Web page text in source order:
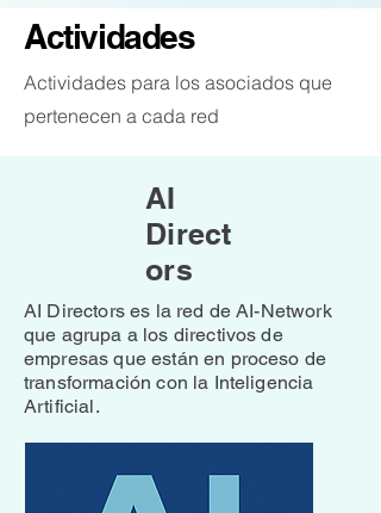
Actividades
Actividades para los asociados que
pertenecen a cada red
AI
Direct
ors
AI Directors es la red de AI-Network
que agrupa a los directivos de
empresas que están en proceso de
transformación con la Inteligencia
Artificial.